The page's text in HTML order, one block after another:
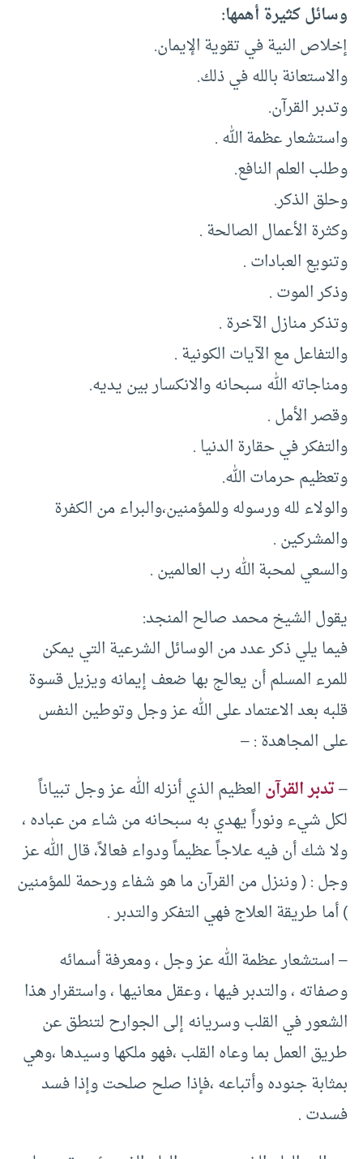
وسائل كثيرة أهمها:
إخلاص النية في تقوية الإيمان.
والاستعانة بالله في ذلك.
وتدبر القرآن.
واستشعار عظمة الله .
وطلب العلم النافع.
وحلق الذكر.
وكثرة الأعمال الصالحة .
وتنويع العبادات .
وذكر الموت .
وتذكر منازل الآخرة .
والتفاعل مع الآيات الكونية .
ومناجاته الله سبحانه والانكسار بين يديه.
وقصر الأمل .
والتفكر في حقارة الدنيا .
وتعظيم حرمات الله.
والولاء لله ورسوله وللمؤمنين،والبراء من الكفرة
والمشركين .
والسعي لمحبة الله رب العالمين .
يقول الشيخ محمد صالح المنجد:
فيما يلي ذكر عدد من الوسائل الشرعية التي يمكن
للمرء المسلم أن يعالج بها ضعف إيمانه ويزيل قسوة
قلبه بعد الاعتماد على الله عز وجل وتوطين النفس
على المجاهدة : –
–تدبر القرآنالعظيم الذي أنزله الله عز وجل تبياناً
لكل شيء ونوراً يهدي به سبحانه من شاء من عباده ،
ولا شك أن فيه علاجاً عظيماً ودواء فعالاً، قال الله عز
وجل : ( وننزل من القرآن ما هو شفاء ورحمة للمؤمنين
) أما طريقة العلاج فهي التفكر والتدبر .
– استشعار عظمة الله عز وجل ، ومعرفة أسمائه
وصفاته ، والتدبر فيها ، وعقل معانيها ، واستقرار هذا
الشعور في القلب وسريانه إلى الجوارح لتنطق عن
طريق العمل بما وعاه القلب ،فهو ملكها وسيدها ،وهي
بمثابة جنوده وأتباعه ،فإذا صلح صلحت وإذا فسد
فسدت .